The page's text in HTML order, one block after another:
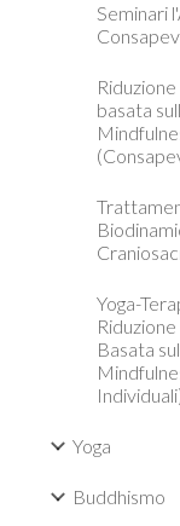
Seminari
basata
Yoga-
Basata
Yoga
Buddhismo